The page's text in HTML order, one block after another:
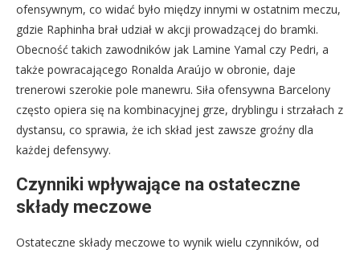
ofensywnym, co widać było między innymi w ostatnim meczu,
gdzie Raphinha brał udział w akcji prowadzącej do bramki.
Obecność takich zawodników jak Lamine Yamal czy Pedri, a
także powracającego Ronalda Araújo w obronie, daje
trenerowi szerokie pole manewru. Siła ofensywna Barcelony
często opiera się na kombinacyjnej grze, dryblingu i strzałach z
dystansu, co sprawia, że ich skład jest zawsze groźny dla
każdej defensywy.
Czynniki wpływające na ostateczne
składy meczowe
Ostateczne składy meczowe to wynik wielu czynników, od